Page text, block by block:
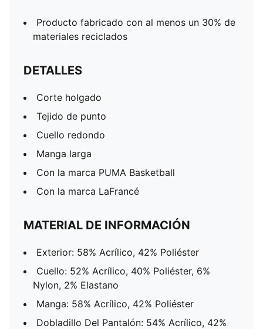
Producto fabricado con al menos un 30% de
materiales reciclados
DETALLES
Corte holgado
Tejido de punto
Cuello redondo
Manga larga
Con la marca PUMA Basketball
Con la marca LaFrancé
MATERIAL DE INFORMACIÓN
Exterior: 58% Acrílico, 42% Poliéster
Cuello: 52% Acrílico, 40% Poliéster, 6%
Nylon, 2% Elastano
Manga: 58% Acrílico, 42% Poliéster
Dobladillo Del Pantalón: 54% Acrílico, 42%